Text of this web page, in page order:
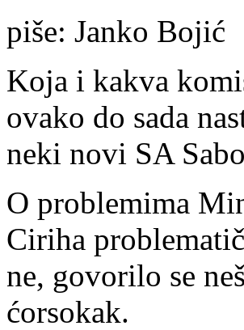
piše: Janko Bojić
Koja i kakva
ovako do sada
neki novi SA
O problemima
Ciriha
ne, govorilo se
ćorsokak.